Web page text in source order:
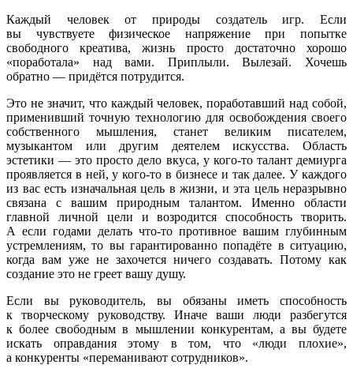
Каждый человек от природы создатель игр. Если
вы чувствуете физическое напряжение при попытке
свободного креатива, жизнь просто достаточно хорошо
«поработала» над вами. Приплыли. Вылезай. Хочешь
обратно — придётся потрудится.
Это не значит, что каждый человек, поработавший над собой,
применивший точную технологию для освобождения своего
собственного мышления, станет великим писателем,
музыкантом или другим деятелем искусства. Область
эстетики — это просто дело вкуса, у кого-то талант демиурга
проявляется в ней, у кого-то в бизнесе и так далее. У каждого
из вас есть изначальная цель в жизни, и эта цель неразрывно
связана с вашим природным талантом. Именно области
главной личной цели и возродится способность творить.
А если годами делать что-то противное вашим глубинным
устремлениям, то вы гарантированно попадёте в ситуацию,
когда вам уже не захочется ничего создавать. Потому как
создание это не греет вашу душу.
Если вы руководитель, вы обязаны иметь способность
к творческому руководству. Иначе ваши люди разбегутся
к более свободным в мышлении конкурентам, а вы будете
искать оправдания этому в том, что «люди плохие»,
а конкуренты «переманивают сотрудников».